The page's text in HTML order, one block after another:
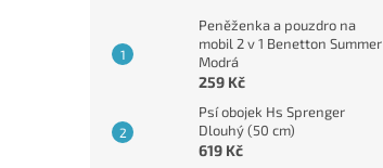
Peněženka a pouzdro na
mobil 2 v 1 Benetton Summer
Modrá
259 Kč
Psí obojek Hs Sprenger
Dlouhý (50 cm)
619 Kč